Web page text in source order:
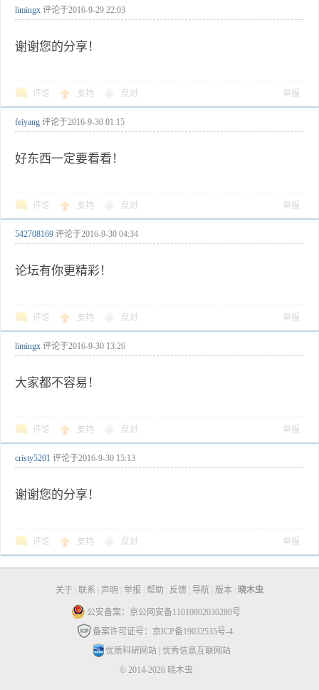
limingx 评论于2016-9-29 22:03
谢谢您的分享！
评论 支持 反对 举报
feiyang 评论于2016-9-30 01:15
好东西一定要看看！
评论 支持 反对 举报
542708169 评论于2016-9-30 04:34
论坛有你更精彩！
评论 支持 反对 举报
limingx 评论于2016-9-30 13:26
大家都不容易！
评论 支持 反对 举报
cristy5201 评论于2016-9-30 15:13
谢谢您的分享！
评论 支持 反对 举报
关于 联系 声明 举报 帮助 反馈 导航 版本 晓木虫
公安备案：京公网安备11010802030280号
备案许可证号：京ICP备19032535号-4
优质科研网站| 优秀信息互联网站
© 2014-2026 晓木虫